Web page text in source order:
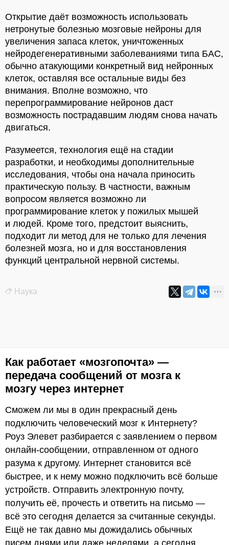
Открытие даёт возможность использовать
нетронутые болезнью мозговые нейроны для
увеличения запаса клеток, уничтоженных
нейродегенеративными заболеваниями типа БАС,
обычно атакующими конкретный вид нейронных
клеток, оставляя все остальные виды без
внимания. Вполне возможно, что
перепрограммирование нейронов даст
возможность пострадавшим людям снова начать
двигаться.
Разумеется, технология ещё на стадии
разработки, и необходимы дополнительные
исследования, чтобы она начала приносить
практическую пользу. В частности, важным
вопросом является возможно ли
программирование клеток у пожилых мышей
и людей. Кроме того, предстоит выяснить,
подходит ли метод для не только для лечения
болезней мозга, но и для восстановления
функций центральной нервной системы.
Наука
Как работает «мозгопочта» —
передача сообщений от мозга к
мозгу через интернет
Сможем ли мы в один прекрасный день
подключить человеческий мозг к Интернету?
Роуз Элевет разбирается с заявлением о первом
онлайн-сообщении, отправленном от одного
разума к другому. Интернет становится всё
быстрее, и к нему можно подключить всё больше
устройств. Отправить электронную почту,
получить её, прочесть и ответить на письмо —
всё это сегодня делается за считанные секунды.
Ещё не так давно мы дожидались обычных
писем днями или даже неделями, а сегодня